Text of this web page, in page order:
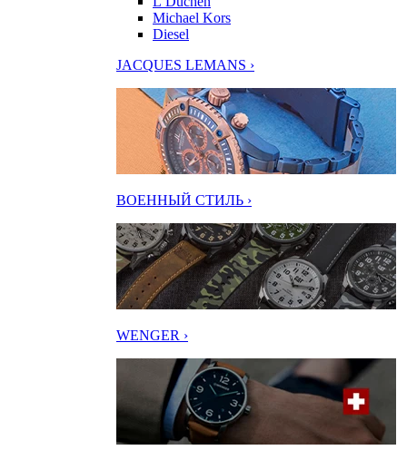
Michael Kors
Diesel
JACQUES LEMANS ›
ВОЕННЫЙ СТИЛЬ ›
WENGER ›